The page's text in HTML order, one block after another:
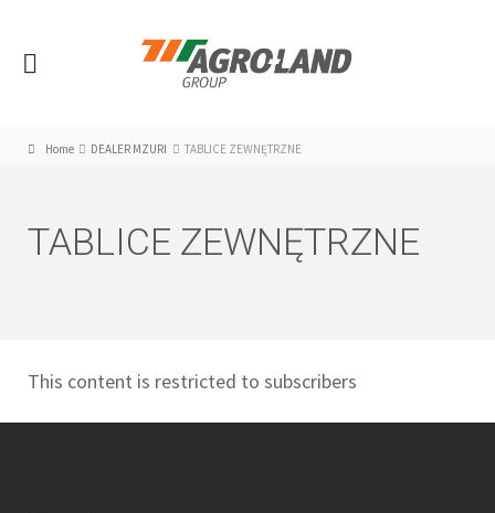
Home DEALER MZURI TABLICE ZEWNĘTRZNE
TABLICE ZEWNĘTRZNE
This content is restricted to subscribers